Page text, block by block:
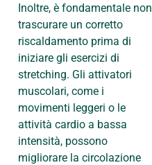
Inoltre, è fondamentale non
trascurare un corretto
riscaldamento prima di
iniziare gli esercizi di
stretching. Gli attivatori
muscolari, come i
movimenti leggeri o le
attività cardio a bassa
intensità, possono
migliorare la circolazione